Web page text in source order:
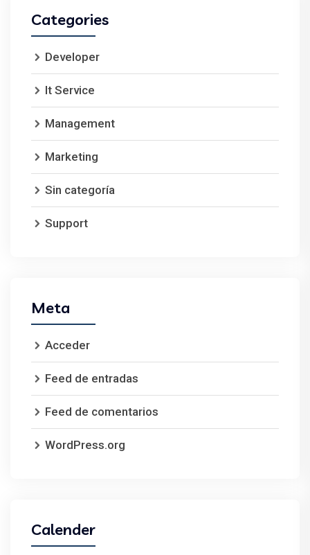
Categories
Developer
It Service
Management
Marketing
Sin categoría
Support
Meta
Acceder
Feed de entradas
Feed de comentarios
WordPress.org
Calender